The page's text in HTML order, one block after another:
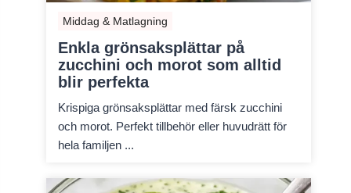
Middag & Matlagning
Enkla grönsaksplättar på
zucchini och morot som alltid
blir perfekta
Krispiga grönsaksplättar med färsk zucchini
och morot. Perfekt tillbehör eller huvudrätt för
hela familjen ...